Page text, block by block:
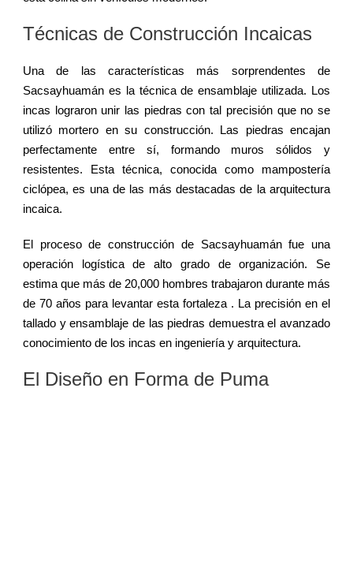
Técnicas de Construcción Incaicas
Una de las características más sorprendentes de
Sacsayhuamán es la técnica de ensamblaje utilizada. Los
incas lograron unir las piedras con tal precisión que no se
utilizó mortero en su construcción. Las piedras encajan
perfectamente entre sí, formando muros sólidos y
resistentes. Esta técnica, conocida como mampostería
ciclópea, es una de las más destacadas de la arquitectura
incaica.
El proceso de construcción de Sacsayhuamán fue una
operación logística de alto grado de organización. Se
estima que más de 20,000 hombres trabajaron durante más
de 70 años para levantar esta fortaleza . La precisión en el
tallado y ensamblaje de las piedras demuestra el avanzado
conocimiento de los incas en ingeniería y arquitectura.
El Diseño en Forma de Puma